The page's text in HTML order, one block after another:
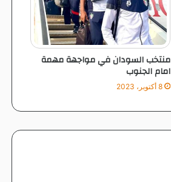
منتخب السودان في مواجهة مهمة
امام الجنوب
8 أكتوبر، 2023